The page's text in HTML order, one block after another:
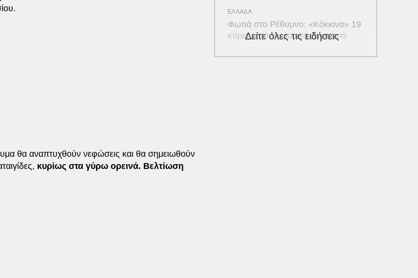
θα αναπτυχθούν νεφώσεις και θα σημειωθούν
κυρίως στα γύρω ορεινά. Βελτίωση
ΕΛΛΑΔΑ
Φωτιά στο Ρέθυμνο: «Κόκκινα» 19
κτίρια μετά τη φονική πυρκαγιά
Δείτε όλες τις ειδήσεις